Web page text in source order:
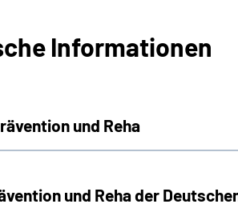
Informationen
und Reha
und Reha der